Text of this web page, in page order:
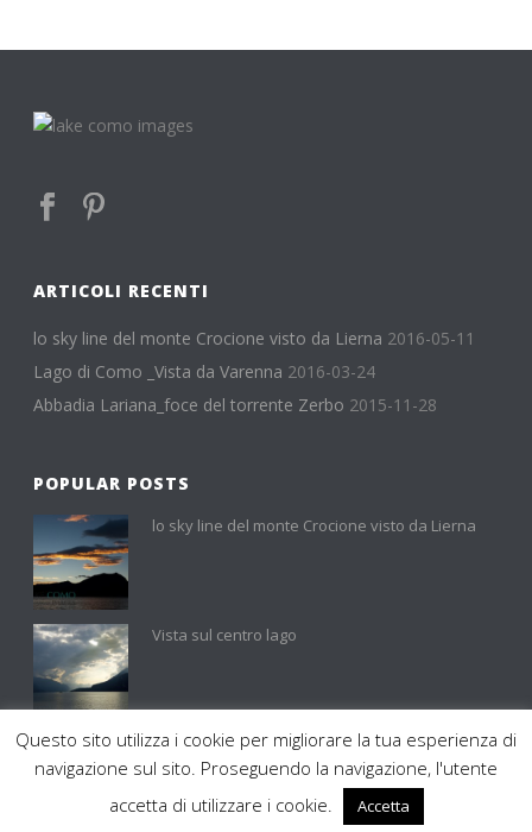
ARTICOLI RECENTI
lo sky line del monte Crocione visto da Lierna 2016-05-11
Lago di Como _Vista da Varenna 2016-03-24
Abbadia Lariana_foce del torrente Zerbo 2015-11-28
POPULAR POSTS
lo sky line del monte Crocione visto da Lierna
Vista sul centro lago
LAKE COMO IMAGE - COPYRIGHT ALL RIGHTS RESERVED © 2015
0
Questo sito utilizza i cookie per migliorare la tua esperienza di
navigazione sul sito. Proseguendo la navigazione, l'utente
accetta di utilizzare i cookie.
Accetta